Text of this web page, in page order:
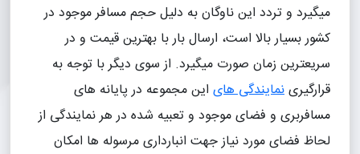
میگیرد و تردد این ناوگان به دلیل حجم مسافر موجود در
کشور بسیار بالا است، ارسال بار با بهترین قیمت و در
سریعترین زمان صورت میگیرد. از سوی دیگر با توجه به
قرارگیرینمایندگی های این مجموعه در پایانه های
مسافربری و فضای موجود و تعبیه شده در هر نمایندگی از
لحاظ فضای مورد نیاز جهت انبارداری مرسوله ها امکان